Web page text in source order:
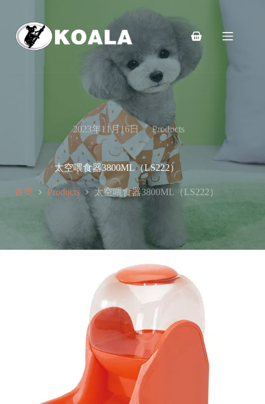
购
车
2023年11月16日 Products
太空喂食器3800ML（LS222）
首页 Products 太空喂食器3800ML（LS222）